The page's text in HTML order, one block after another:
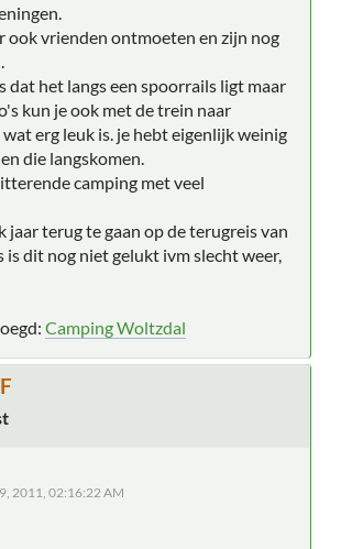
ook vrienden ontmoeten en zijn nog
dat het langs een spoorrails ligt maar
kun je ook met de trein naar
erg leuk is. je hebt eigenlijk weinig
die langskomen.
camping met veel
jaar terug te gaan op de terugreis van
is dit nog niet gelukt ivm slecht weer,
Camping Woltzdal
2011, 02:16:22 AM